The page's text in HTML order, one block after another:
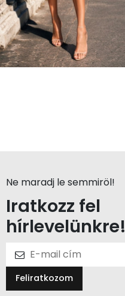
Ne maradj le semmiröl!
Iratkozz fel
hírlevelünkre!
Feliratkozom